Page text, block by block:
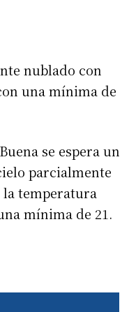
nublado con
una mínima de
se espera un
parcialmente
la temperatura
mínima de 21.